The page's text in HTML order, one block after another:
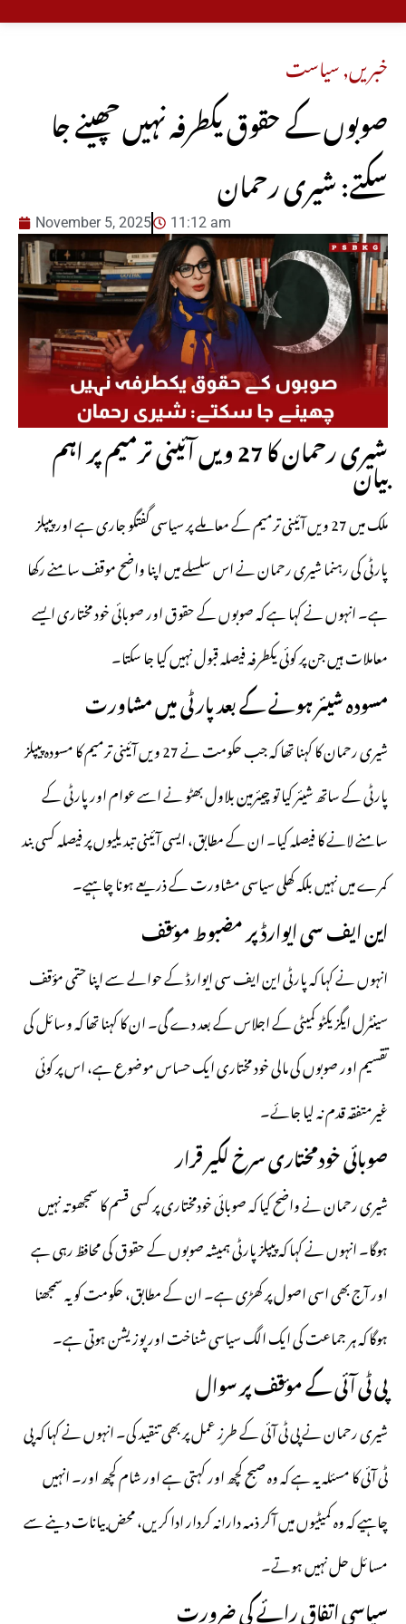
خبریں,سیاست
صوبوں کے حقوق یکطرفہ نہیں چھینے جا
سکتے: شیری رحمان
November 5, 2025 11:12 am
شیری رحمان کا 27 ویں آئینی ترمیم پر اہم بیان
ملک میں 27 ویں آئینی ترمیم کے معاملے پر سیاسی گفتگو جاری ہے اور پیپلز
پارٹی کی رہنما شیری رحمان نے اس سلسلے میں اپنا واضح موقف سامنے رکھا
ہے۔ انہوں نے کہا ہے کہ صوبوں کے حقوق اور صوبائی خود مختاری ایسے
معاملات ہیں جن پر کوئی یکطرفہ فیصلہ قبول نہیں کیا جا سکتا۔
مسودہ شیئر ہونے کے بعد پارٹی میں مشاورت
شیری رحمان کا کہنا تھا کہ جب حکومت نے 27 ویں آئینی ترمیم کا مسودہ پیپلز
پارٹی کے ساتھ شیئر کیا تو چیئرمین بلاول بھٹو نے اسے عوام اور پارٹی کے
سامنے لانے کا فیصلہ کیا۔ ان کے مطابق، ایسی آئینی تبدیلیوں پر فیصلہ کسی بند
کمرے میں نہیں بلکہ کھلی سیاسی مشاورت کے ذریعے ہونا چاہیے۔
این ایف سی ایوارڈ پر مضبوط مؤقف
انہوں نے کہا کہ پارٹی این ایف سی ایوارڈ کے حوالے سے اپنا حتمی مؤقف
سینٹرل ایگزیکٹو کمیٹی کے اجلاس کے بعد دے گی۔ ان کا کہنا تھا کہ وسائل کی
تقسیم اور صوبوں کی مالی خود مختاری ایک حساس موضوع ہے، اس پر کوئی
غیرمتفقہ قدم نہ لیا جائے۔
صوبائی خودمختاری سرخ لکیر قرار
شیری رحمان نے واضح کیا کہ صوبائی خودمختاری پر کسی قسم کا سمجھوتہ نہیں
ہوگا۔ انہوں نے کہا کہ پیپلز پارٹی ہمیشہ صوبوں کے حقوق کی محافظ رہی ہے
اور آج بھی اسی اصول پر کھڑی ہے۔ ان کے مطابق، حکومت کو یہ سمجھنا
ہوگا کہ ہر جماعت کی ایک الگ سیاسی شناخت اور پوزیشن ہوتی ہے۔
پی ٹی آئی کے مؤقف پر سوال
شیری رحمان نے پی ٹی آئی کے طرزِ عمل پر بھی تنقید کی۔ انہوں نے کہا کہ پی
ٹی آئی کا مسئلہ یہ ہے کہ وہ صبح کچھ اور کہتی ہے اور شام کچھ اور۔ انہیں
چاہیے کہ وہ کمیٹیوں میں آکر ذمہ دارانہ کردار ادا کریں، محض بیانات دینے سے
مسائل حل نہیں ہوتے۔
سیاسی اتفاق رائے کی ضرورت